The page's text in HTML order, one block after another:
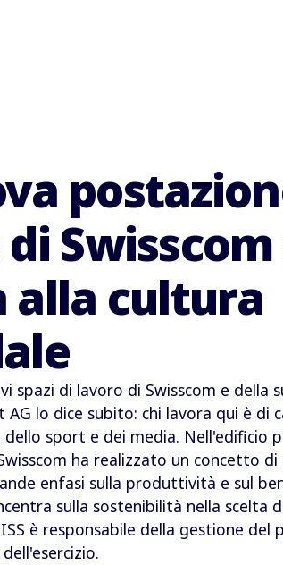
Swisscom
alla cultura
spazi di lavoro di Swisscom e della
lo dice subito: chi lavora qui è di
dello sport e dei media. Nell'edificio
ha realizzato un concetto di
enfasi sulla produttività e sul
sulla sostenibilità nella scelta
è responsabile della gestione del